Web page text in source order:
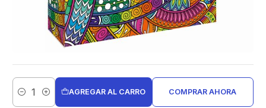
Cantidad
AGREGAR AL CARRO COMPRAR AHORA